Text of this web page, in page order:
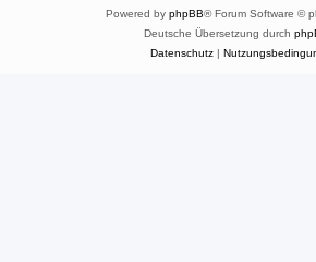
Powered by phpBB® Forum Software ©
Deutsche Übersetzung durch
Datenschutz|